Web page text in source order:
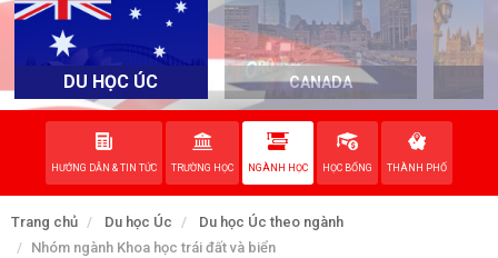
DU HỌC ÚC CANADA
HƯỚNG DẪN & TIN TỨC TRƯỜNG HỌC NGÀNH HỌC HỌC BỔNG THÀNH PHỐ
Trang chủ Du học Úc
Du học Úc theo ngành
Nhóm ngành Khoa học trái đất và biển
QUỐC GIA
EVENTS
VỀ NAM PHONG
LIÊN HỆ